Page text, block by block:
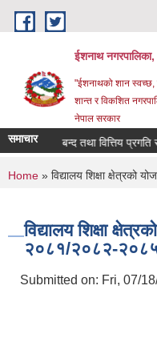
Skip to main content
ईशनाथ
"ईशनाथको शान स्वच्छ,
शान्त र विकशित
नेपाल सरकार
समाचार
खाता बन्द तथा वित्तिय प्रगति
You are here
Home » विद्यालय शिक्षा
विद्यालय शिक्षा
२०८१/२०८२-
Submitted on: Fri, 07/